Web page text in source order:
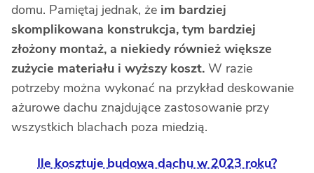
domu. Pamiętaj jednak, że im bardziej
skomplikowana konstrukcja, tym bardziej
złożony montaż, a niekiedy również większe
zużycie materiału i wyższy koszt. W razie
potrzeby można wykonać na przykład deskowanie
ażurowe dachu znajdujące zastosowanie przy
wszystkich blachach poza miedzią.
Ile kosztuje budowa dachu w 2023 roku?